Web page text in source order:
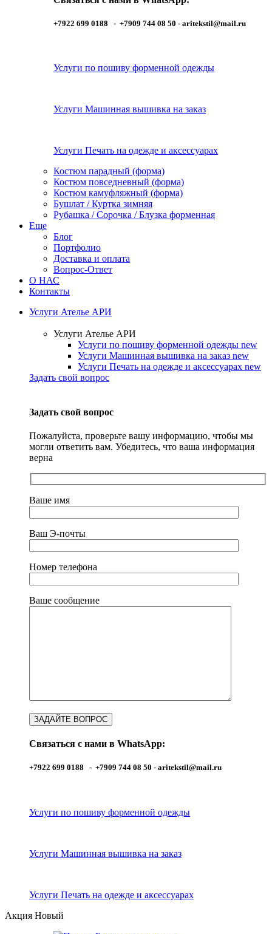
+7922 699 0188 - +7909 744 08 50 - aritekstil@mail.ru
Услуги по пошиву форменной одежды
Услуги Машинная вышивка на заказ
Услуги Печать на одежде и аксессуарах
Костюм парадный (форма)
Костюм повседневный (форма)
Костюм камуфляжный (форма)
Бушлат / Куртка зимняя
Рубашка / Сорочка / Блузка форменная
Еще
Блог
Портфолио
Доставка и оплата
Вопрос-Ответ
О НАС
Контакты
Услуги Ателье АРИ
Услуги Ателье АРИ
Услуги по пошиву форменной одежды new
Услуги Машинная вышивка на заказ new
Услуги Печать на одежде и аксессуарах new
Задать свой вопрос
Задать свой вопрос
Пожалуйста, проверьте вашу информацию, чтобы мы
могли ответить вам. Убедитесь, что ваша информация
верна
Ваше имя
Ваш Э-почты
Номер телефона
Ваше сообщение
Связаться с нами в WhatsApp:
+7922 699 0188 - +7909 744 08 50 - aritekstil@mail.ru
Услуги по пошиву форменной одежды
Услуги Машинная вышивка на заказ
Услуги Печать на одежде и аксессуарах
Акция Новый